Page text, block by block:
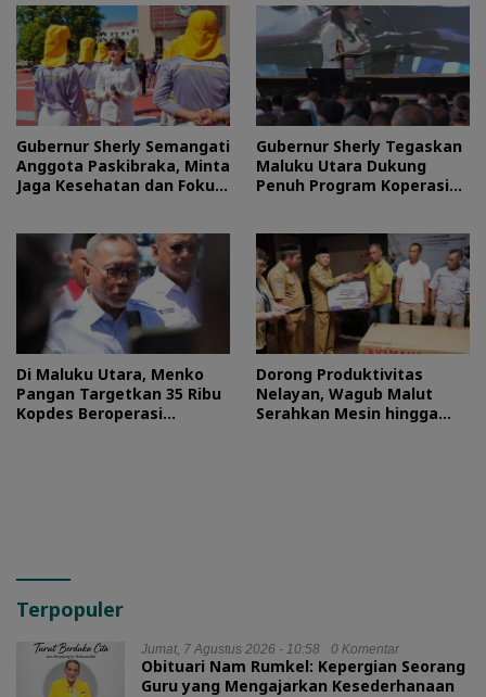
Gubernur Sherly Semangati
Anggota Paskibraka, Minta
Jaga Kesehatan dan Fokus
Gubernur Sherly Tegaskan
Maluku Utara Dukung
Penuh Program Koperasi
Di Maluku Utara, Menko
Pangan Targetkan 35 Ribu
Kopdes Beroperasi
Dorong Produktivitas
Nelayan, Wagub Malut
Serahkan Mesin hingga
Terpopuler
Jumat, 7 Agustus 2026 - 10:58 0 Komentar
Obituari Nam Rumkel: Kepergian Seorang
Guru yang Mengajarkan Kesederhanaan